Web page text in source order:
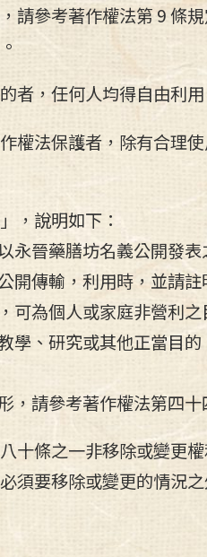
請參考著作權法第 9 條
者，任何人均得自由利
權法保護者，除有合理
，說明如下：
永晉藥膳坊名義公開發
開傳輸，利用時，並請註
可為個人或家庭非營利之
學、研究或其他正當目
，請參考著作權法第四
十條之一非移除或變更
須要移除或變更的情況